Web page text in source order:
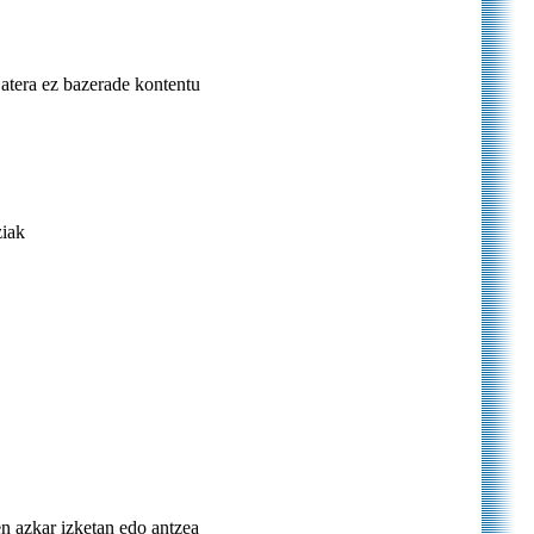
ez bazerade kontentu
azkar izketan edo antzea